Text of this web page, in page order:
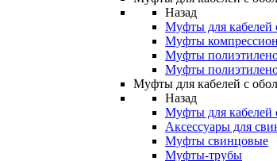
Назад
Муфты для кабелей
Муфты
Муфты
Муфты
Муфты для кабелей с
Назад
Муфты для кабелей
Аксессуары для
Муфты свинцовые
Муфты-трубы